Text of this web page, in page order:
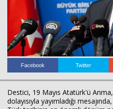
Facebook Twitter
Destici, 19 Mayıs Atatürk'ü
dolayısıyla yayımladığı